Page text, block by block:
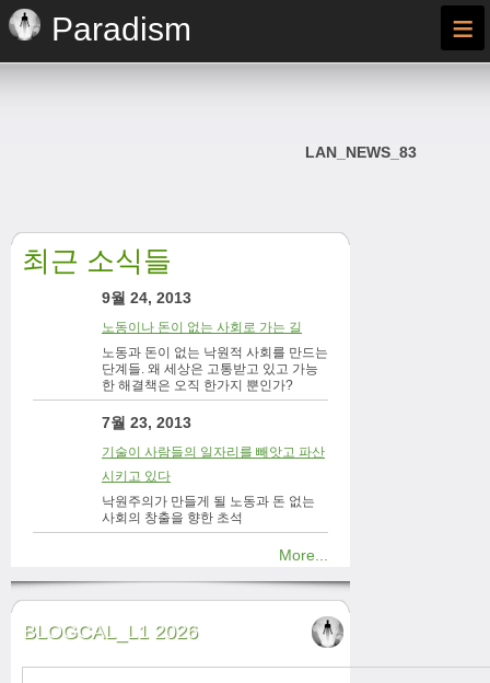
Paradism ≡
LAN_NEWS_83
최근 소식들
9월 24, 2013
노동이나 돈이 없는 사회로 가는 길
노동과 돈이 없는 낙원적 사회를 만드는
단계들. 왜 세상은 고통받고 있고 가능
한 해결책은 오직 한가지 뿐인가?
7월 23, 2013
기술이 사람들의 일자리를 빼앗고 파산
시키고 있다
낙원주의가 만들게 될 노동과 돈 없는
사회의 창출을 향한 초석
More...
BLOGCAL_L1 2026